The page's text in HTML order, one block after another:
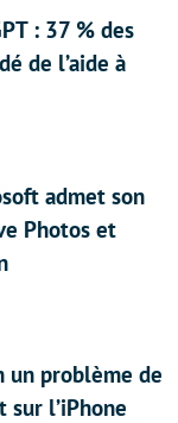
: 37 % des
de l’aide à
admet son
Photos et
un problème de
l’iPhone